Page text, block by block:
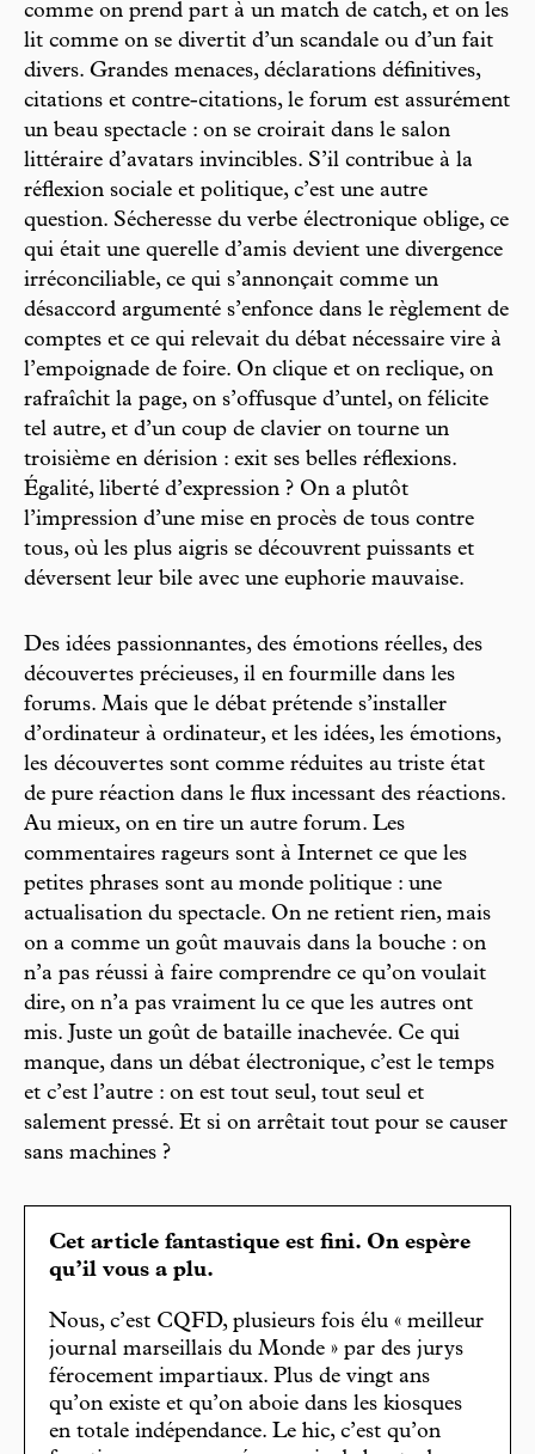
comme on prend part à un match de catch, et on les
lit comme on se divertit d’un scandale ou d’un fait
divers. Grandes menaces, déclarations définitives,
citations et contre-citations, le forum est assurément
un beau spectacle : on se croirait dans le salon
littéraire d’avatars invincibles. S’il contribue à la
réflexion sociale et politique, c’est une autre
question. Sécheresse du verbe électronique oblige, ce
qui était une querelle d’amis devient une divergence
irréconciliable, ce qui s’annonçait comme un
désaccord argumenté s’enfonce dans le règlement de
comptes et ce qui relevait du débat nécessaire vire à
l’empoignade de foire. On clique et on reclique, on
rafraîchit la page, on s’offusque d’untel, on félicite
tel autre, et d’un coup de clavier on tourne un
troisième en dérision : exit ses belles réflexions.
Égalité, liberté d’expression ? On a plutôt
l’impression d’une mise en procès de tous contre
tous, où les plus aigris se découvrent puissants et
déversent leur bile avec une euphorie mauvaise.
Des idées passionnantes, des émotions réelles, des
découvertes précieuses, il en fourmille dans les
forums. Mais que le débat prétende s’installer
d’ordinateur à ordinateur, et les idées, les émotions,
les découvertes sont comme réduites au triste état
de pure réaction dans le flux incessant des réactions.
Au mieux, on en tire un autre forum. Les
commentaires rageurs sont à Internet ce que les
petites phrases sont au monde politique : une
actualisation du spectacle. On ne retient rien, mais
on a comme un goût mauvais dans la bouche : on
n’a pas réussi à faire comprendre ce qu’on voulait
dire, on n’a pas vraiment lu ce que les autres ont
mis. Juste un goût de bataille inachevée. Ce qui
manque, dans un débat électronique, c’est le temps
et c’est l’autre : on est tout seul, tout seul et
salement pressé. Et si on arrêtait tout pour se causer
sans machines ?
Cet article fantastique est fini. On espère
qu’il vous a plu.
Nous, c’est CQFD, plusieurs fois élu « meilleur
journal marseillais du Monde » par des jurys
férocement impartiaux. Plus de vingt ans
qu’on existe et qu’on aboie dans les kiosques
en totale indépendance. Le hic, c’est qu’on